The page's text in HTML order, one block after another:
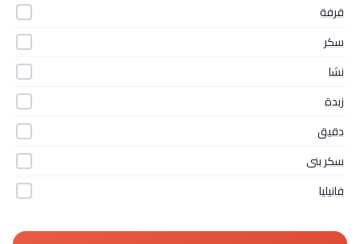
قرفة
سكر
نشا
زبدة
دقيق
سكر بنى
فانيليا